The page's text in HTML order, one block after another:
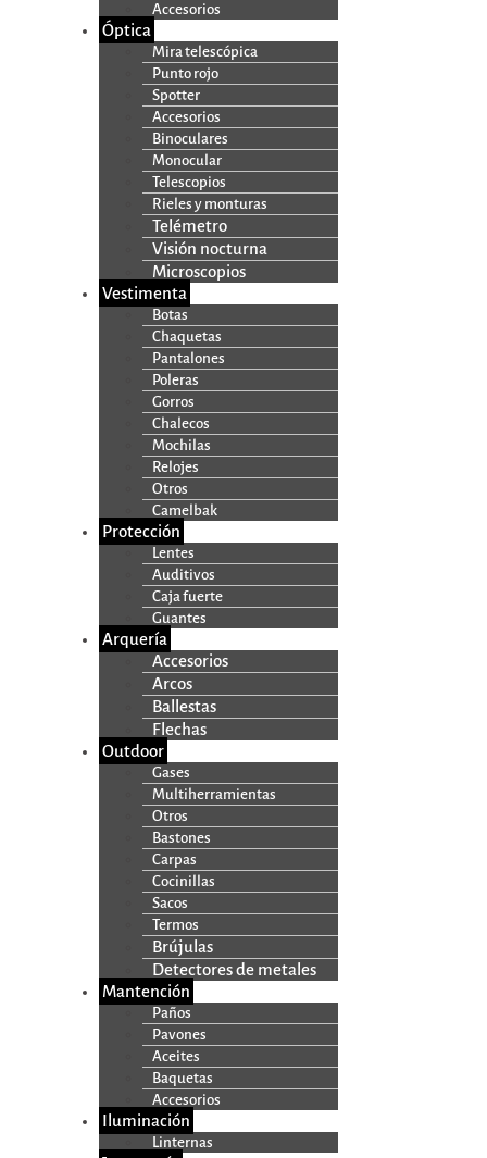
Accesorios
Óptica
Mira telescópica
Punto rojo
Spotter
Accesorios
Binoculares
Monocular
Telescopios
Rieles y monturas
Telémetro
Visión nocturna
Microscopios
Vestimenta
Botas
Chaquetas
Pantalones
Poleras
Gorros
Chalecos
Mochilas
Relojes
Otros
Camelbak
Protección
Lentes
Auditivos
Caja fuerte
Guantes
Arquería
Accesorios
Arcos
Ballestas
Flechas
Outdoor
Gases
Multiherramientas
Otros
Bastones
Carpas
Cocinillas
Sacos
Termos
Brújulas
Detectores de metales
Mantención
Paños
Pavones
Aceites
Baquetas
Accesorios
Iluminación
Linternas